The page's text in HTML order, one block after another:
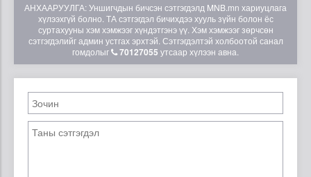
АНХААРУУЛГА: Уншигчдын бичсэн сэтгэгдэлд MNB.mn хариуцлага
хүлээхгүй болно. ТА сэтгэгдэл бичихдээ хууль зүйн болон ёс
суртахууны хэм хэмжээг хүндэтгэнэ үү. Хэм хэмжээг зөрчсөн
сэтгэгдэлийг админ устгах эрхтэй. Сэтгэгдэлтэй холбоотой санал
гомдолыг
70127055 утсаар хүлээн авна.